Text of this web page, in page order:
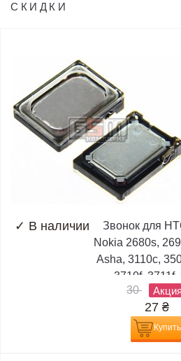
СКИДКИ
✓ В наличии
Звонок для
Nokia 2680s,
Asha, 3110c,
3710f, 3711f,
30
Акция
27 ₴
Купить